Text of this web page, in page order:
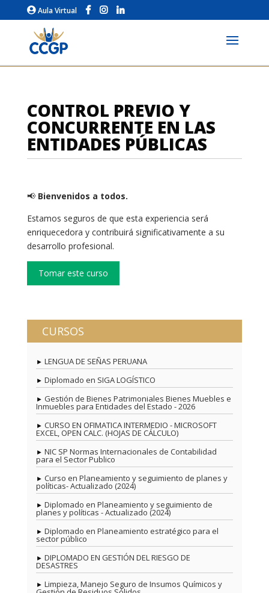
Aula Virtual
CONTROL PREVIO Y
CONCURRENTE EN LAS
ENTIDADES PÚBLICAS
📢 Bienvenidos a todos.
Estamos seguros de que esta experiencia será
enriquecedora y contribuirá significativamente a su
desarrollo profesional.
CURSOS
LENGUA DE SEÑAS PERUANA
Diplomado en SIGA LOGÍSTICO
Gestión de Bienes Patrimoniales Bienes Muebles e
Inmuebles para Entidades del Estado - 2026
CURSO EN OFIMATICA INTERMEDIO - MICROSOFT
EXCEL, OPEN CALC. (HOJAS DE CÁLCULO)
NIC SP Normas Internacionales de Contabilidad
para el Sector Publico
Curso en Planeamiento y seguimiento de planes y
políticas- Actualizado (2024)
Diplomado en Planeamiento y seguimiento de
planes y políticas - Actualizado (2024)
Diplomado en Planeamiento estratégico para el
sector público
DIPLOMADO EN GESTIÓN DEL RIESGO DE
DESASTRES
Limpieza, Manejo Seguro de Insumos Químicos y